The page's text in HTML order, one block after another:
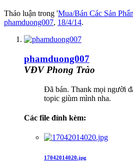
Thảo luận trong 'Mua/Bán Các Sản
phamduong007, 18/4/14.
phamduong007
VĐV Phong Trào
Đã bán. Thank mọi người
topic giùm mình nha.
Các file đính kèm:
17042014020.jpg